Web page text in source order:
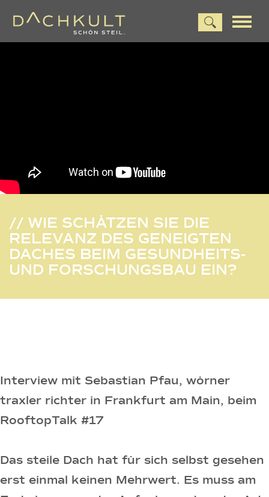
// WIE SCHÄTZEN SIE DIE
RELEVANZ DES GENEIGTEN
DACHES BEIM GESUNDHEITS-
UND FORSCHUNGSBAU EIN?
Interview mit Sebastian Pfau, wörner
traxler richter in Frankfurt am Main, beim
RooftopTalk #17
Das steile Dach hat für sich selbst gesehen
erst einmal keinen Mehrwert. Es muss am